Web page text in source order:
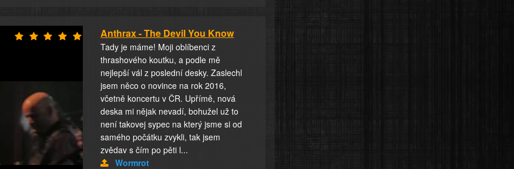
Anthrax - The Devil You Know
Tady je máme! Moji oblíbenci z
thrashového koutku, a podle mě
nejlepší vál z poslední desky. Zaslechl
jsem něco o novince na rok 2016,
včetně koncertu v ČR. Upřímě, nová
deska mi nějak nevadí, bohužel už to
není takovej sypec na který jsme si od
samého počátku zvykli, tak jsem
zvědav s čím po pěti l...
Wormrot